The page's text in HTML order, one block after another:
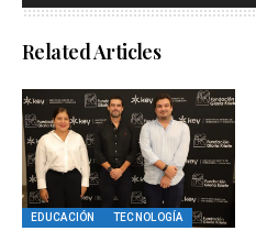
Related Articles
EDUCACIÓN TECNOLOGÍA